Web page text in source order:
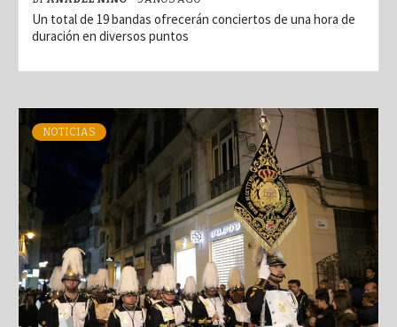
Un total de 19 bandas ofrecerán conciertos de una hora de
duración en diversos puntos
NOTICIAS